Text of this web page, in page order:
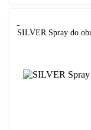
SILVER Spray do